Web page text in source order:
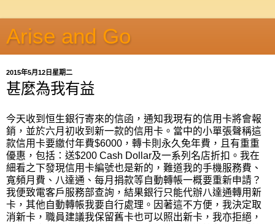
Arise and Go
2015年5月12日星期二
甚麼為我有益
今天收到恒生銀行寄來的信函，通知我現有的信用卡將會報
銷，並於六月初收到新一款的信用卡。當中的小單張聲稱這
款信用卡要繳付年費$6000，轉卡則永久免年費，且有重重
優惠，包括：送$200 Cash Dollar及一系列名店折扣。我在
細看之下發現信用卡編號也是新的，難道我的手機服務費、
寬頻月費、八達通、每月捐款等自動轉帳一概要重新申請？
我便致電客戶服務部查詢，結果銀行只能代辦八達通轉用新
卡，其他自動轉帳我要自行處理。因著這不方便，我決定取
消新卡，職員建議我保留舊卡也可以照出新卡，我亦拒絕，